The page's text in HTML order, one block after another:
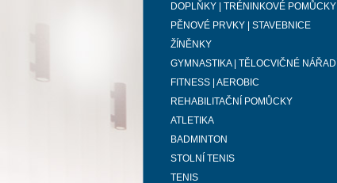
DOPLŇKY | TRÉNINKOVÉ POMŮCKY
PĚNOVÉ PRVKY | STAVEBNICE
ŽÍNĚNKY
GYMNASTIKA | TĚLOCVIČNÉ NÁŘADÍ
FITNESS | AEROBIC
REHABILITAČNÍ POMŮCKY
ATLETIKA
BADMINTON
STOLNÍ TENIS
TENIS